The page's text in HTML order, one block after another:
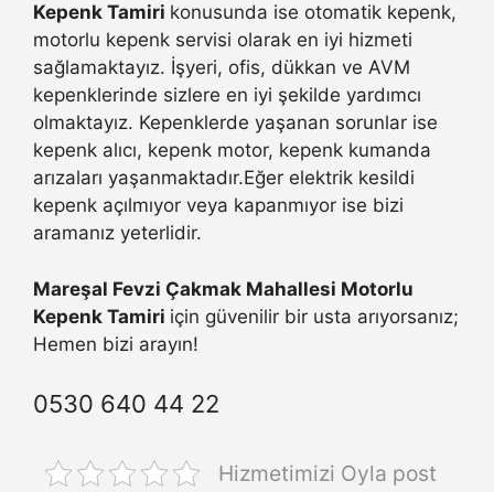
Kepenk Tamiri konusunda ise otomatik kepenk,
motorlu kepenk servisi olarak en iyi hizmeti
sağlamaktayız. İşyeri, ofis, dükkan ve AVM
kepenklerinde sizlere en iyi şekilde yardımcı
olmaktayız. Kepenklerde yaşanan sorunlar ise
kepenk alıcı, kepenk motor, kepenk kumanda
arızaları yaşanmaktadır.Eğer elektrik kesildi
kepenk açılmıyor veya kapanmıyor ise bizi
aramanız yeterlidir.
Mareşal Fevzi Çakmak Mahallesi Motorlu
Kepenk Tamiri için güvenilir bir usta arıyorsanız;
Hemen bizi arayın!
0530 640 44 22
Hizmetimizi Oyla post